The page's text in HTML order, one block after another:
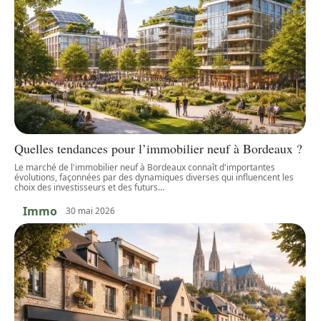
Quelles tendances pour l’immobilier neuf à Bordeaux ?
Le marché de l'immobilier neuf à Bordeaux connaît d'importantes
évolutions, façonnées par des dynamiques diverses qui influencent les
choix des investisseurs et des futurs…
Immo 30 mai 2026